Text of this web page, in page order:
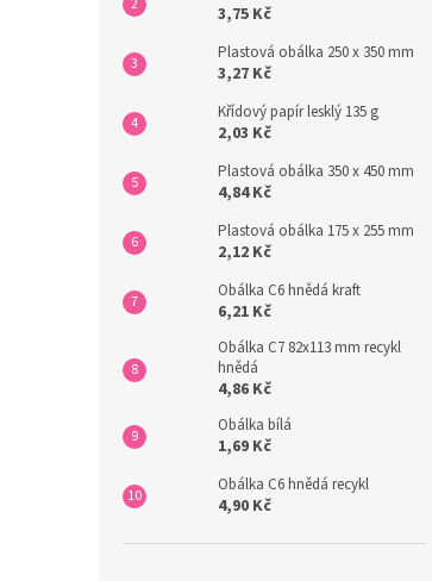
3,75 Kč
Plastová obálka 250 x 350 mm
3,27 Kč
Křídový papír lesklý 135 g
2,03 Kč
Plastová obálka 350 x 450 mm
4,84 Kč
Plastová obálka 175 x 255 mm
2,12 Kč
Obálka C6 hnědá kraft
6,21 Kč
Obálka C7 82x113 mm recykl
hnědá
4,86 Kč
Obálka bílá
1,69 Kč
Obálka C6 hnědá recykl
4,90 Kč